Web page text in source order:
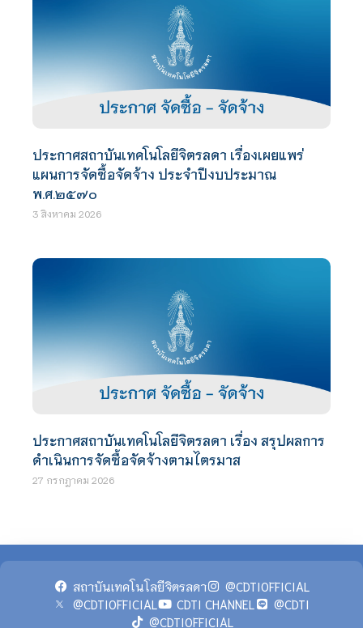
ประกาศสถาบันเทคโนโลยีจิตรลดา เรื่องเผยแพร่
แผนการจัดซื้อจัดจ้าง ประจำปีงบประมาณ
พ.ศ.๒๕๗๐
3 สิงหาคม 2026
ประกาศสถาบันเทคโนโลยีจิตรลดา เรื่อง สรุปผลการ
ดำเนินการจัดซื้อจัดจ้างตามไตรมาส
27 กรกฎาคม 2026
สถาบันเทคโนโลยีจิตรลดา
@CDTIOFFICIAL
@CDTIOFFICIAL
CDTI CHANNEL
@CDTI
@CDTIOFFICIAL